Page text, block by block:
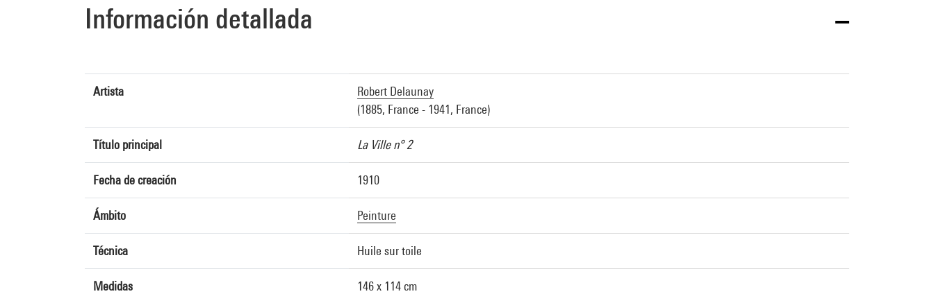
Información detallada
Artista
Robert Delaunay
(1885, France - 1941, France)
Título principal La Ville n° 2
Fecha de creación 1910
Ámbito Peinture
Técnica Huile sur toile
Medidas 146 x 114 cm